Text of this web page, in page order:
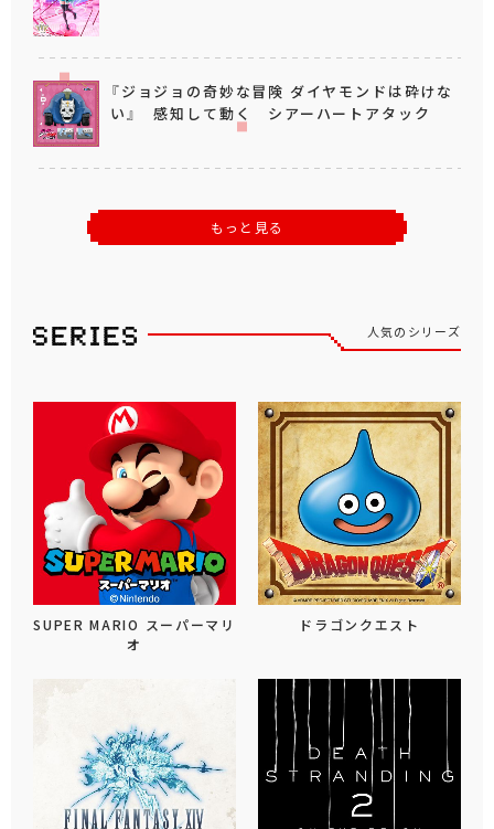
『ジョジョの奇妙な冒険 ダイヤモンドは砕けな
い』 感知して動く シアーハートアタック
もっと見る
人気のシリーズ
SUPER MARIO スーパーマリ
オ
ドラゴンクエスト